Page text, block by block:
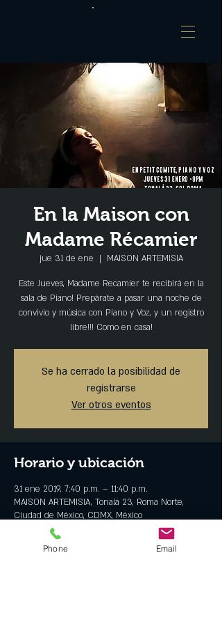
En la Maison con
Madame Récamier
jue 31 de ene
  |
MAISON ARTEMISIA
Este Jueves, Madame Recamier te recibirá en la
sala de Piano! Prepárate a pasar una noche de
convivio y música con Piano y Voz, y un registro
libre!!! Como en casa!
Se ha cerrado la posibilidad de
registrarse
Ver otros eventos
Horario y ubicación
31 ene 2019, 7:40 p.m. – 11:40 p.m.
MAISON ARTEMISIA, Tonalá 23, Roma Norte,
Ciudad de México, CDMX, México
Invitados
Phone Email